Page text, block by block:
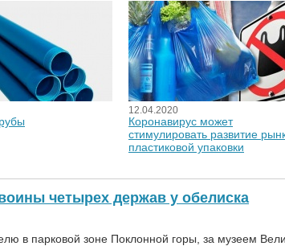
12.04.2020
Коронавирус может
стимулировать развитие
пластиковой упаковки
четырех держав у обелиска
в парковой зоне Поклонной горы, за музеем